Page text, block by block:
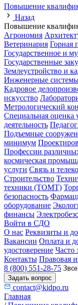
Повышение
Назад
Повышение
Агрономия
Ветеринария Горная
Государственное и
Государственные
Землеустройство и
Инженерные
Кадровое
искусство
Метрологический
Специальная
деятельность
Подъемные
минимум
Профессии
космическая
услуги Связь и
Строительство
техники (ТОМТ)
безопасность
оборудование
финансы
Войти в СДО
О нас Реквизиты и
Вакансии Оплата и
удостоверение Часто
Контакты Правовая
8 (800) 551-28-75
Задать вопрос
contact@kidpo.ru
Главная